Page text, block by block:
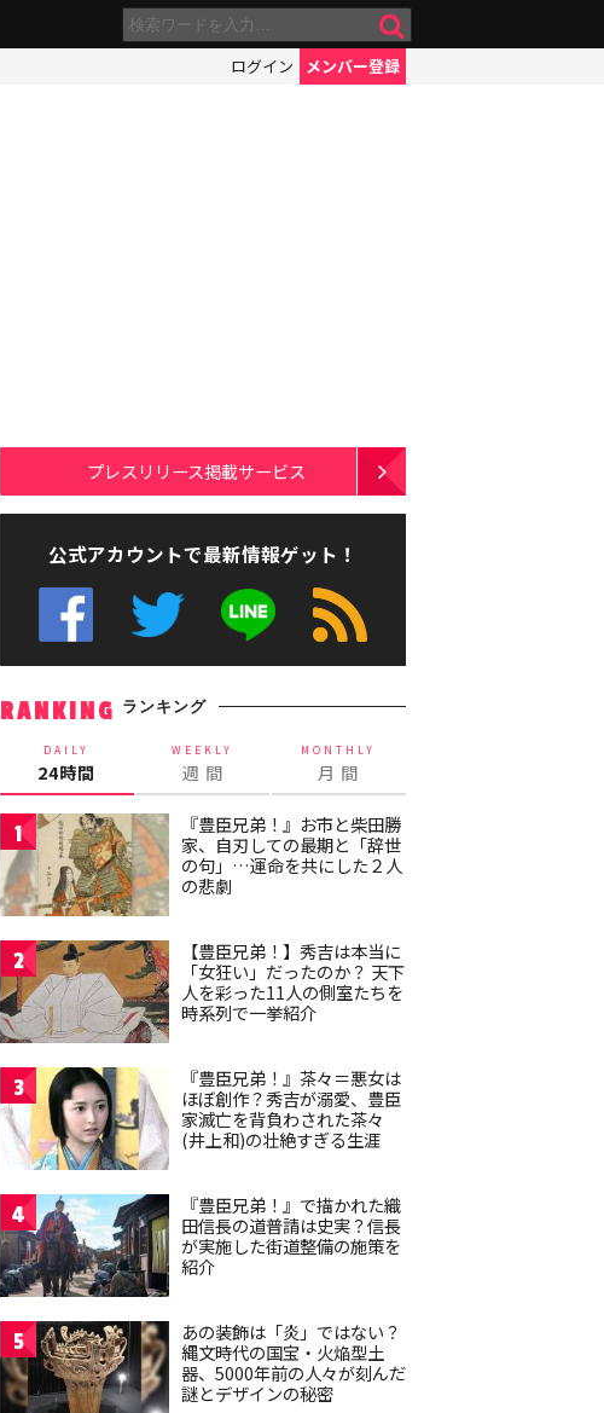
ログイン メンバー登録
プレスリリース掲載サービス
公式アカウントで最新情報ゲット！
RANKING ランキング
DAILY
24時間
WEEKLY
週 間
MONTHLY
月 間
1
『豊臣兄弟！』お市と柴田勝
家、自刃しての最期と「辞世
の句」…運命を共にした２人
の悲劇
2
【豊臣兄弟！】秀吉は本当に
「女狂い」だったのか？ 天下
人を彩った11人の側室たちを
時系列で一挙紹介
3
『豊臣兄弟！』茶々＝悪女は
ほぼ創作？秀吉が溺愛、豊臣
家滅亡を背負わされた茶々
(井上和)の壮絶すぎる生涯
4
『豊臣兄弟！』で描かれた織
田信長の道普請は史実？信長
が実施した街道整備の施策を
紹介
5
あの装飾は「炎」ではない？
縄文時代の国宝・火焔型土
器、5000年前の人々が刻んだ
謎とデザインの秘密